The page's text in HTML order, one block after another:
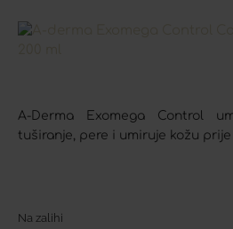
A-Derma Exomega Control
tuširanje, pere i umiruje kožu
Na zalihi